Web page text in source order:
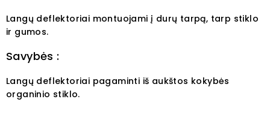
Langų deflektoriai montuojami į durų tarpą, tarp stiklo
ir gumos.
Savybės :
Langų deflektoriai pagaminti iš aukštos kokybės
organinio stiklo.